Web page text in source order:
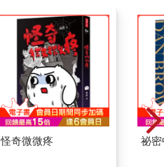
怪奇微微疼 祕